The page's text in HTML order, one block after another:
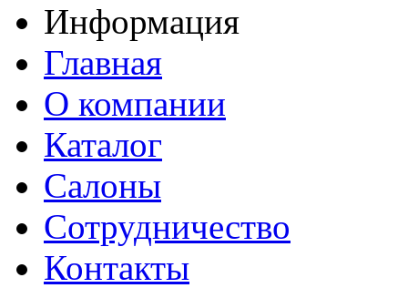
Информация
Главная
О компании
Каталог
Салоны
Сотрудничество
Контакты